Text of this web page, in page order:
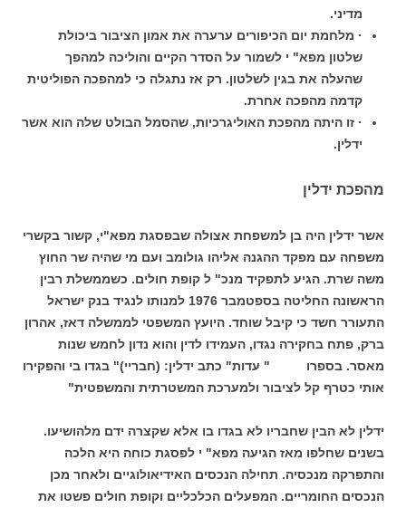
מדיני.
· מלחמת יום הכיפורים ערערה את אמון הציבור ביכולת
שלטון מפא" י לשמור על הסדר הקיים והוליכה למהפך
שהעלה את בגין לשלטון. רק אז נתגלה כי למהפכה הפוליטית
קדמה מהפכה אחרת.
· זו היתה מהפכת האוליגרכיות, שהסמל הבולט שלה הוא אשר
ידלין.
מהפכת ידלין
אשר ידלין היה בן למשפחת אצולה שבפסגת מפא"י, קשור בקשרי
משפחה עם מפקד ההגנה אליהו גולומב ועם מי שהיה שר החוץ
משה שרת. הגיע לתפקיד מנכ" ל קופת חולים. כשממשלת רבין
הראשונה החליטה בספטמבר 1976 למנותו לנגיד בנק ישראל
התעורר חשד כי קיבל שוחד. היועץ המשפטי לממשלה דאז, אהרון
ברק, פתח בחקירה נגדו, העמידו לדין והוא נדון לחמש שנות
מאסר. בספרו " עדות" כתב ידלין: (חבריי)" בגדו בי והפקירו
אותי כטרף קל לציבור ולמערכת המשטרתית והמשפטית"
ידלין לא הבין שחבריו לא בגדו בו אלא שקצרה ידם מלהושיעו.
בשנים שחלפו מאז הגיעה מפא" י לפסגת כוחה היא הלכה
והתפרקה מנכסיה. תחילה הנכסים האידיאולוגיים ולאחר מכן
הנכסים החומריים. המפעלים הכלכליים וקופת חולים פשטו את